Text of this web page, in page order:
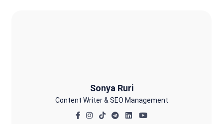
Sonya Ruri
Content Writer & SEO Management